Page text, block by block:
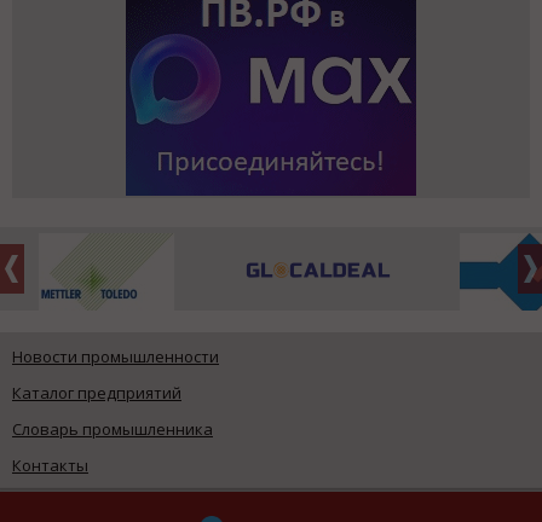
Новости промышленности
Каталог предприятий
Словарь промышленника
Контакты